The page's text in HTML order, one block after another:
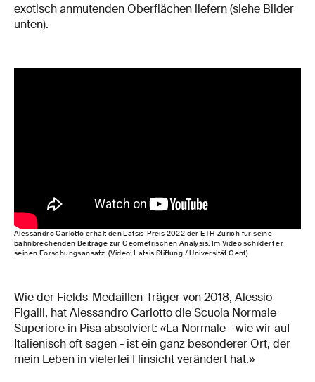
exotisch anmutenden Oberflächen liefern (siehe Bilder
unten).
Alessandro Carlotto erhält den Latsis-Preis 2022 der ETH Zürich für seine
bahnbrechenden Beiträge zur Geometrischen Analysis. Im Video schildert er
seinen Forschungsansatz. (Video: Latsis Stiftung / Universität Genf)
Wie der Fields-Medaillen-Träger von 2018, Alessio
Figalli, hat Alessandro Carlotto die Scuola Normale
Superiore in Pisa absolviert: «La Normale - wie wir auf
Italienisch oft sagen - ist ein ganz besonderer Ort, der
mein Leben in vielerlei Hinsicht verändert hat.»